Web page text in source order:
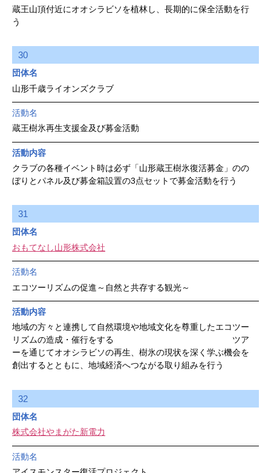
蔵王山頂付近にオオシラビソを植林し、長期的に保全活動を行
う
30
団体名
山形千歳ライオンズクラブ
活動名
蔵王樹氷再生支援金及び募金活動
活動内容
クラブの各種イベント時は必ず「山形蔵王樹氷復活募金」のの
ぼりとパネル及び募金箱設置の3点セットで募金活動を行う
31
団体名
おもてなし山形株式会社
活動名
エコツーリズムの促進～自然と共存する観光～
活動内容
地域の方々と連携して自然環境や地域文化を尊重したエコツー
リズムの造成・催行をする ツア
ーを通じてオオシラビソの再生、樹氷の現状を深く学ぶ機会を
創出するとともに、地域経済へつながる取り組みを行う
32
団体名
株式会社やまがた新電力
活動名